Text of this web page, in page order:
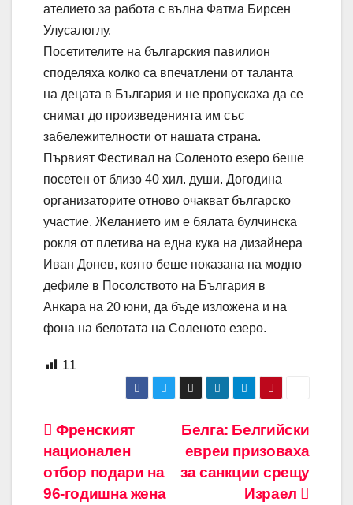
ателието за работа с вълна Фатма Бирсен
Улусалоглу.
Посетителите на българския павилион
споделяха колко са впечатлени от таланта
на децата в България и не пропускаха да се
снимат до произведенията им със
забележителности от нашата страна.
Първият Фестивал на Соленото езеро беше
посетен от близо 40 хил. души. Догодина
организаторите отново очакват българско
участие. Желанието им е бялата булчинска
рокля от плетива на една кука на дизайнера
Иван Донев, която беше показана на модно
дефиле в Посолството на България в
Анкара на 20 юни, да бъде изложена и на
фона на белотата на Соленото езеро.
11
Навигация
Белга: Белгийски
евреи призоваха
за санкции срещу
Израел
Френският
национален
отбор подари на
96-годишна жена